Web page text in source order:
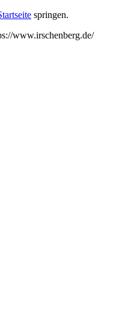
springen.
www.irschenberg.de/